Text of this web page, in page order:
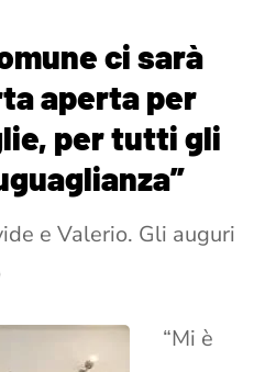
ci sarà
aperta per
per tutti gli
e Valerio. Gli auguri
“Mi è